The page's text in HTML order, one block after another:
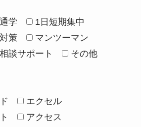
通学
1日短期集中
策
マンツーマン
相談サポート その他
エクセル
アクセス